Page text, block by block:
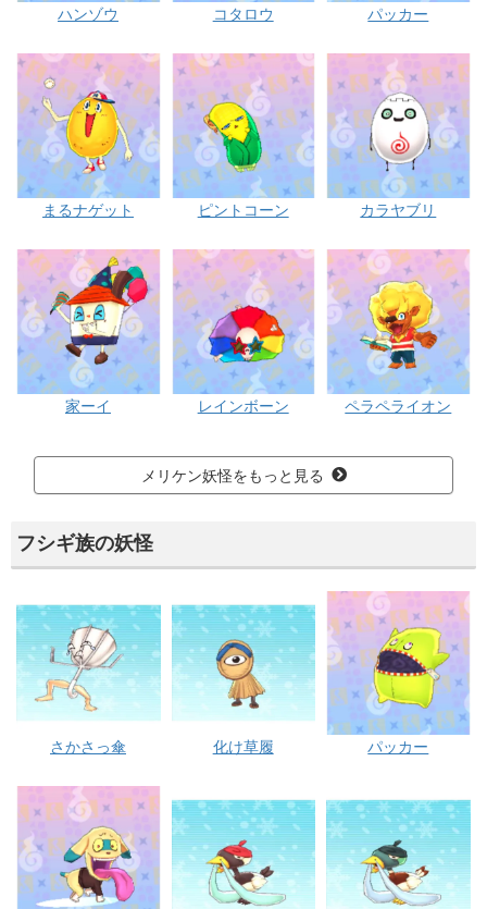
ハンゾウ コタロウ パッカー
まるナゲット ピントコーン カラヤブリ
家ーイ レインボーン ペラペライオン
メリケン妖怪をもっと見る
フシギ族の妖怪
さかさっ傘 化け草履 パッカー